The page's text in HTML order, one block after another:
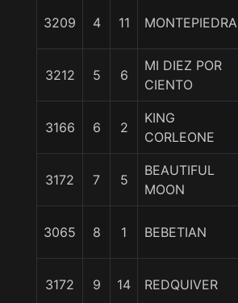
3209 4 11 MONTEPIEDRA
3212 5 6
MI DIEZ POR
CIENTO
3166 6 2
KING
CORLEONE
3172 7 5
BEAUTIFUL
MOON
3065 8 1 BEBETIAN
3172 9 14 REDQUIVER